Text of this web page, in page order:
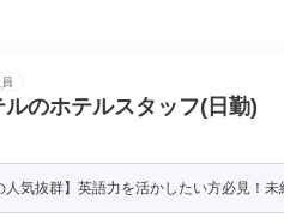
のホテルスタッフ(日勤)
人気抜群】英語力を活かしたい方必見！未